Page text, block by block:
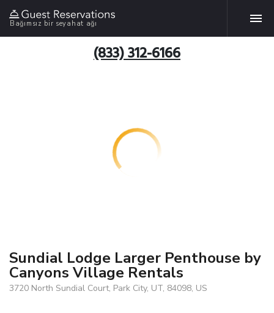
Bağımsız bir seyahat ağı
(833) 312-6166
Sundial Lodge Larger Penthouse by
Canyons Village Rentals
3720 North Sundial Court, Park City, UT, 84098, US